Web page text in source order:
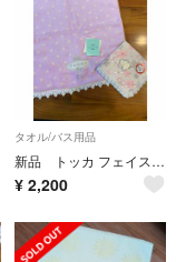
タオル/バス用品
新品 トッカ フェイスタオル ハンカチセット
¥ 2,200